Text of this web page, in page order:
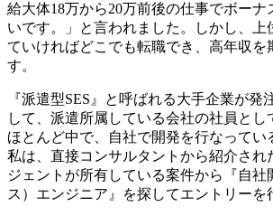
給大体18万から20万前後の仕事でボーナ
いです。」と言われました。しかし、上
ていければどこでも転職でき、高年収を
す。
『派遣型SES』と呼ばれる大手企業が発
して、派遣所属している会社の社員とし
ほとんど中で、自社で開発を行なってい
私は、直接コンサルタントから紹介され
ジェントが所有している案件から
『自
ス）エンジニア』を探してエントリーを